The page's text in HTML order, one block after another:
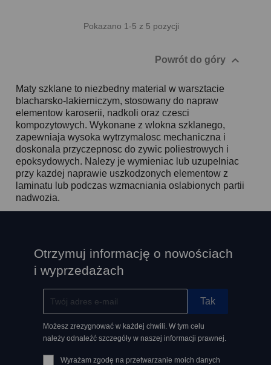
Pokazano 1-5 z 5 pozycji
Powrót do góry 
Maty szklane to niezbedny material w warsztacie
blacharsko-lakierniczym, stosowany do napraw
elementow karoserii, nadkoli oraz czesci
kompozytowych. Wykonane z wlokna szklanego,
zapewniaja wysoka wytrzymalosc mechaniczna i
doskonala przyczepnosc do zywic poliestrowych i
epoksydowych. Nalezy je wymieniac lub uzupelniac
przy kazdej naprawie uszkodzonych elementow z
laminatu lub podczas wzmacniania oslabionych partii
nadwozia.
Otrzymuj informację o nowościach
i wyprzedażach
Możesz zrezygnować w każdej chwili. W tym celu
należy odnaleźć szczegóły w naszej informacji prawnej.
Wyrażam zgodę na przetwarzanie moich danych